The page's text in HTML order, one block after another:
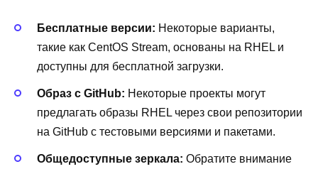
Бесплатные версии: Некоторые варианты,
такие как CentOS Stream, основаны на RHEL и
доступны для бесплатной загрузки.
Образ с GitHub: Некоторые проекты могут
предлагать образы RHEL через свои репозитории
на GitHub с тестовыми версиями и пакетами.
Общедоступные зеркала: Обратите внимание